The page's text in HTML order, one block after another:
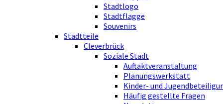
Stadtlogo
Stadtflagge
Souvenirs
Stadtteile
Cleverbrück
Soziale Stadt
Auftaktveranstaltung
Planungswerkstatt
Kinder- und
Häufig gestellte Fragen